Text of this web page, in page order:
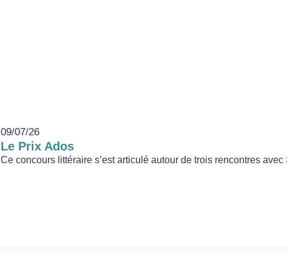
09/07/26
Le Prix Ados
Ce concours littéraire s’est articulé autour de trois rencontres